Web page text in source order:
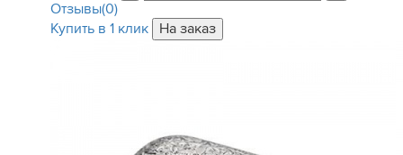
Отзывы(0)
Купить в 1 клик